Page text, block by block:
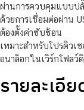
ผ่านการควบคุมแบบป
ด้วยการเชื่อมต่อผ่าน
ต้องตั้งค่าซับซ้อน
เหมาะสำหรับโปรดิวเ
อนาล็อกในเวิร์กโฟลว์
รายละเอี